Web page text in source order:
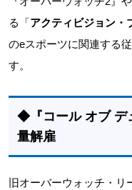
る「アクティビジョン・
のeスポーツに関連する
す。
◆『コール オブ デ
量解雇
旧オーバーウォッチ・